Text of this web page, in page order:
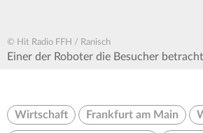
© Hit Radio FFH / Ranisch
Einer der Roboter die Besucher
Wirtschaft Frankfurt am Main